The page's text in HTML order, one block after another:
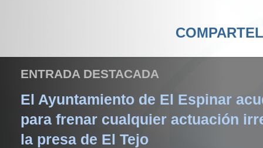
ENTRADA DESTACADA
El Ayuntamiento de El Espinar
para frenar cualquier actuación
la presa de El Tejo